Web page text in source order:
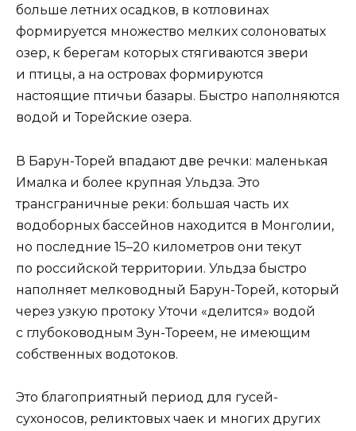
больше летних осадков, в котловинах
формируется множество мелких солоноватых
озер, к берегам которых стягиваются звери
и птицы, а на островах формируются
настоящие птичьи базары. Быстро наполняются
водой и Торейские озера.
В Барун-Торей впадают две речки: маленькая
Ималка и более крупная Ульдза. Это
трансграничные реки: большая часть их
водоборных бассейнов находится в Монголии,
но последние 15–20 километров они текут
по российской территории. Ульдза быстро
наполняет мелководный Барун-Торей, который
через узкую протоку Уточи «делится» водой
с глубоководным Зун-Тореем, не имеющим
собственных водотоков.
Это благоприятный период для гусей-
сухоносов, реликтовых чаек и многих других